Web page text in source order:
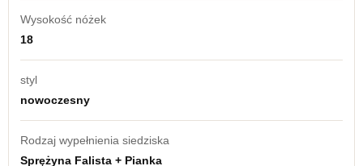
Wysokość nóżek
18
styl
nowoczesny
Rodzaj wypełnienia siedziska
Sprężyna Falista + Pianka